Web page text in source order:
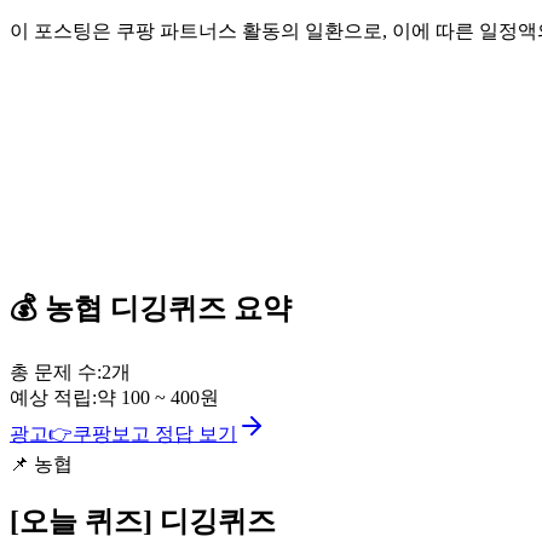
이 포스팅은 쿠팡 파트너스 활동의 일환으로, 이에 따른 일정
💰 농협 디깅퀴즈 요약
총 문제 수:2개
예상 적립:약 100 ~ 400원
광고👉쿠팡보고 정답 보기
📌 농협
[오늘 퀴즈] 디깅퀴즈